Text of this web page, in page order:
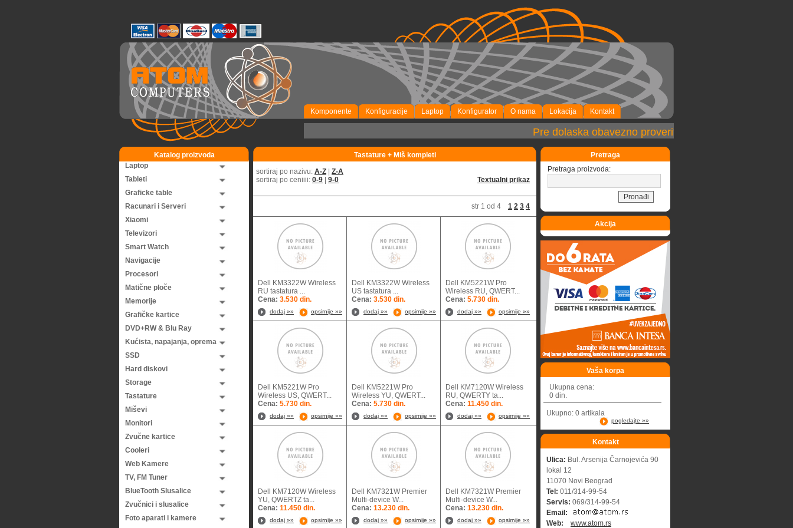
Komponente Konfiguracije Laptop Konfigurator O nama Lokacija Kontakt
Pre dolaska obavezno proveriti dostupnost robe!
Katalog proizvoda
Laptop
Tableti
Graficke table
Racunari i Serveri
Xiaomi
Televizori
Smart Watch
Navigacije
Procesori
Matične ploče
Memorije
Grafičke kartice
DVD+RW & Blu Ray
Kućista, napajanja, oprema
SSD
Hard diskovi
Storage
Tastature
Miševi
Monitori
Zvučne kartice
Cooleri
Web Kamere
TV, FM Tuner
BlueTooth Slusalice
Zvučnici i slusalice
Foto aparati i kamere
Tastature + Miš kompleti
sortiraj po nazivu: A-Z
Z-A
sortiraj po ceniiii: 0-9 9-0 Textualni prikaz
str 1 od 4 1 2 3 4
Dell KM3322W Wireless
RU tastatura ...
Cena: 3.530 din.
dodaj »» opsirnije »»
Dell KM3322W Wireless
US tastatura ...
Cena: 3.530 din.
dodaj »» opsirnije »»
Dell KM5221W Pro
Wireless RU, QWERT...
Cena: 5.730 din.
dodaj »» opsirnije »»
Dell KM5221W Pro
Wireless US, QWERT...
Cena: 5.730 din.
dodaj »» opsirnije »»
Dell KM5221W Pro
Wireless YU, QWERT...
Cena: 5.730 din.
dodaj »» opsirnije »»
Dell KM7120W Wireless
RU, QWERTY ta...
Cena: 11.450 din.
dodaj »» opsirnije »»
Dell KM7120W Wireless
YU, QWERTZ ta...
Cena: 11.450 din.
dodaj »» opsirnije »»
Dell KM7321W Premier
Multi-device W...
Cena: 13.230 din.
dodaj »» opsirnije »»
Dell KM7321W Premier
Multi-device W...
Cena: 13.230 din.
dodaj »» opsirnije »»
Pretraga
Pretraga proizvoda:
Akcija
Vaša korpa
Ukupna cena:
0 din.
Ukupno: 0 artikala
pogledajte »»
Kontakt
Ulica: Bul. Arsenija Čarnojevića 90
lokal 12
11070 Novi Beograd
Tel: 011/314-99-54
Servis: 069/314-99-54
Email:
Web:
www.atom.rs